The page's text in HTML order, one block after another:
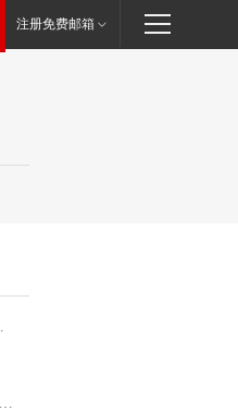
注册免费邮箱